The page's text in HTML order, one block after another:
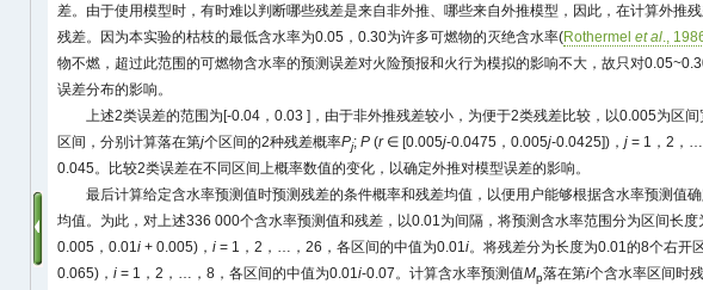
差。由于使用模型时，有时难以判断哪些残差是来自非外推、哪些来自外推模型，因此，在计算外推
残差。因为本实验的枯枝的最低含水率为0.05，0.30为许多可燃物的灭绝含水率(Rothermelet al.,
物不燃，超过此范围的可燃物含水率的预测误差对火险预报和火行为模拟的影响不大，故只对
误差分布的影响。
上述2类误差的范围为[-0.04，0.03 ]，由于非外推残差较小，为便于2类残差比较，以0.005为区
区间，分别计算落在第j个区间的2种残差概率Pj;P (r∈ [0.005j-0.0475，0.005j-0.0425])，j = 1，2，…
0.045。比较2类误差在不同区间上概率数值的变化，以确定外推对模型误差的影响。
最后计算给定含水率预测值时预测残差的条件概率和残差均值，以便用户能够根据含水率预测值
均值。为此，对上述336 000个含水率预测值和残差，以0.01为间隔，将预测含水率范围分为区间长
0.005，0.01i + 0.005)，i = 1，2，…，26，各区间的中值为0.01i。将残差分为长度为0.01的8个右开
0.065)，i = 1，2，…，8，各区间的中值为0.01i-0.07。计算含水率预测值Mp落在第i个含水率区间时